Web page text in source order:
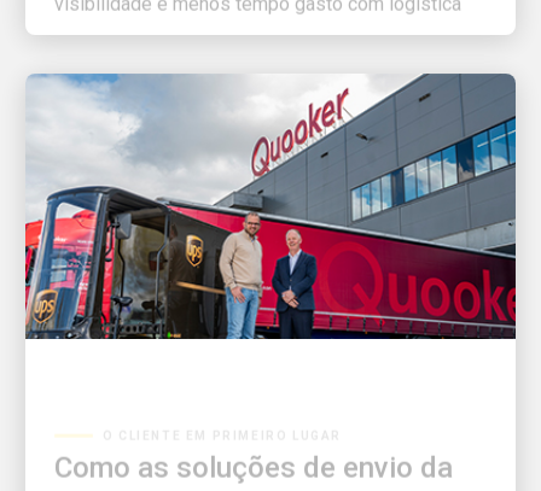
Como as soluções de envio da
UPS apoiam o crescimento e as